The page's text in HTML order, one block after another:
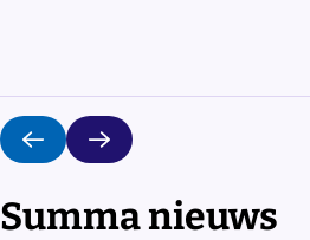
Summa nieuws